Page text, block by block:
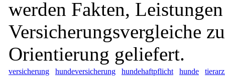
werden Fakten,
Versicherungsvergleiche
Orientierung geliefert.
versicherung hundeversicherung hundehaftpflicht hunde